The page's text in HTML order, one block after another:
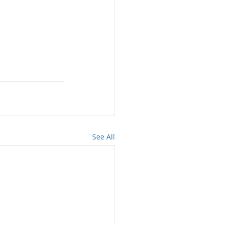
See All